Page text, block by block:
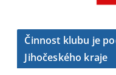
Činnost klubu je
Jihočeského kraje